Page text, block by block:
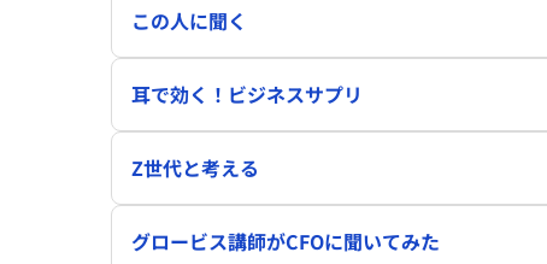
この人に聞く
耳で効く！ビジネスサプリ
Z世代と考える
グロービス講師がCFOに聞いてみた